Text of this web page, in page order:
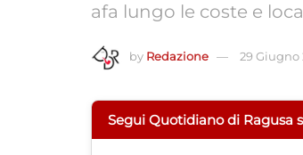
afa lungo le coste e
by Redazione 29 Giugno
Segui Quotidiano di Ragusa